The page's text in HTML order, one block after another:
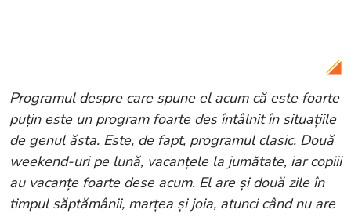
Programul despre care spune el acum că este foarte
puțin este un program foarte des întâlnit în situațiile
de genul ăsta. Este, de fapt, programul clasic. Două
weekend-uri pe lună, vacanțele la jumătate, iar copiii
au vacanțe foarte dese acum. El are și două zile în
timpul săptămânii, marțea și joia, atunci când nu are